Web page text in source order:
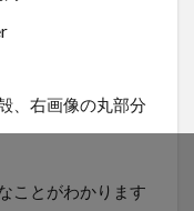
、右画像の丸部分
ことがわかります